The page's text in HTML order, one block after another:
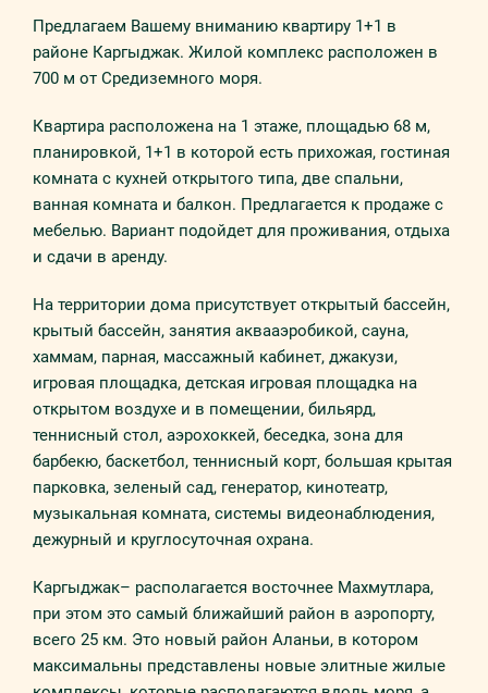
Предлагаем Вашему вниманию квартиру 1+1 в
районе Каргыджак. Жилой комплекс расположен в
700 м от Средиземного моря.
Квартира расположена на 1 этаже, площадью 68 м,
планировкой, 1+1 в которой есть прихожая, гостиная
комната с кухней открытого типа, две спальни,
ванная комната и балкон. Предлагается к продаже с
мебелью. Вариант подойдет для проживания, отдыха
и сдачи в аренду.
На территории дома присутствует открытый бассейн,
крытый бассейн, занятия аквааэробикой, сауна,
хаммам, парная, массажный кабинет, джакузи,
игровая площадка, детская игровая площадка на
открытом воздухе и в помещении, бильярд,
теннисный стол, аэрохоккей, беседка, зона для
барбекю, баскетбол, теннисный корт, большая крытая
парковка, зеленый сад, генератор, кинотеатр,
музыкальная комната, системы видеонаблюдения,
дежурный и круглосуточная охрана.
Каргыджак– располагается восточнее Махмутлара,
при этом это самый ближайший район в аэропорту,
всего 25 км. Это новый район Аланьи, в котором
максимальны представлены новые элитные жилые